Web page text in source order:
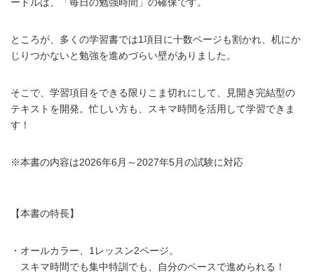
ところが、多くの学習書では1項目に十数ページも割かれ、机にか
じりつかないと勉強を進めづらい壁がありました。
そこで、学習項目をできる限りこま切れにして、見開き完結型の
テキストを開発。忙しい方も、スキマ時間を活用して学習できま
す！
※本書の内容は2026年6月～2027年5月の試験に対応
【本書の特長】
・オールカラー、1レッスン2ページ。
スキマ時間でも集中特訓でも、自分のペースで進められる！